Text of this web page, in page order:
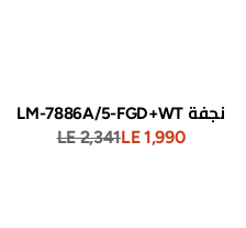
سعرLE 1,990السعر
LE 2,341